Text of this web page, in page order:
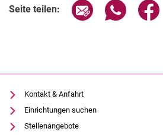
Seite teilen: Seite über E-
Seite
Kontakt & Anfahrt
Einrichtungen suchen
Stellenangebote